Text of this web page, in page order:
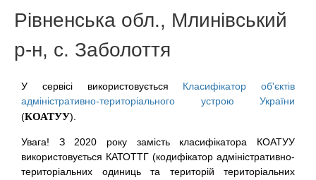
Рівненська обл., Млинівський
р-н, с. Заболоття
У сервісі використовується Класифікатор об'єктів
адміністративно-територіального устрою України
(КОАТУУ).
Увага! З 2020 року замість класифікатора КОАТУУ
використовується КАТОТТГ (кодифікатор адміністративно-
територіальних одиниць та територій територіальних